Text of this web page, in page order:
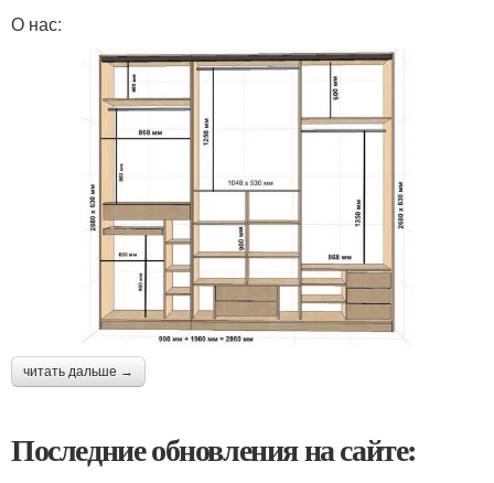
О нас:
читать дальше →
Последние обновления на сайте: